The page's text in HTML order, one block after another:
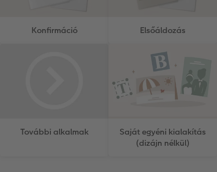
Konfirmáció Elsőáldozás
További alkalmak
Saját egyéni kialakítás
(dizájn nélkül)